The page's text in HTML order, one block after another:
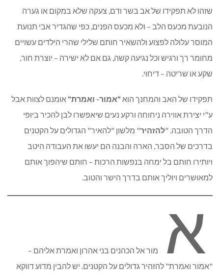
שזהו לא תפקידו של אב בשר ודם, צעקה שלא במקום או גערה
הנובעת מכעס הלב – ולא מכעס הפנים, כפי שהגדיר אבי תנועת
המוסר עלולה לפצוע ולהשאיר חותם שלילי שהרי הילדים עשויים
מחומר רך ורגיש וכל נגיעה קשה, גם אם לא ישירה – יוצרת חור,
שקע או שריטה – דיחוי.
תפקידו של האב והמחנך הוא "אמור- ואמרת" אומנם לצוות אבל
ע"י יצירת אווירה ניחוחה ורקע נעים שיאפשרו לבן להכיר ביופי
הדרך הטובה. "להזהיר" מלשון "להאיר" הגדולים על הקטנים
בדרכים של הסבר, הארה והבנה הם יעשו את העבודה היטב
ויותירו חותם בל ימחה בנפשות הרכות – חותם שיהפוך אותם
למאושרים ויוליך אותם בדרך הישר והטוב.
א
מור אל הכהנים בני אהרון ואמרת אליהם –
"אמור ואמרת" להזהיר גדולים על הקטנים. יש להבין מדוע דווקא